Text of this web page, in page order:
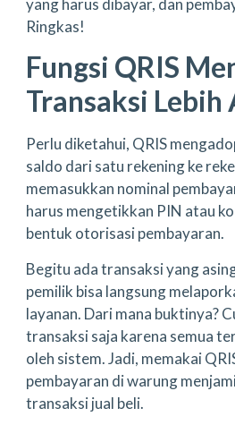
yang harus dibayar, dan
Ringkas!
Fungsi QRIS
Transaksi Lebih
Perlu diketahui, QRIS
saldo dari satu rekening ke
memasukkan nominal
harus mengetikkan PIN atau
bentuk otorisasi pembayaran.
Begitu ada transaksi yang
pemilik bisa langsung
layanan. Dari mana buktinya?
transaksi saja karena semua
oleh sistem. Jadi, memakai
pembayaran di warung
transaksi jual beli.